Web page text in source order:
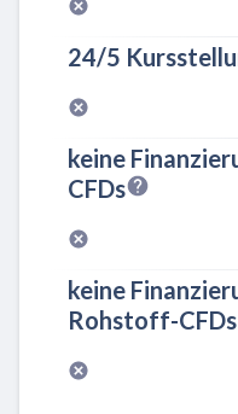
24/5
keine
CFDs
keine
Rohstoff-CFDs